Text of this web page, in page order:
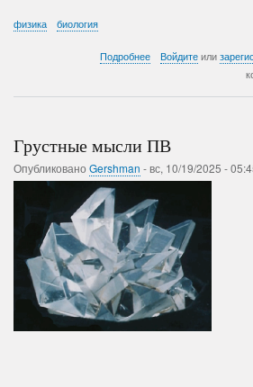
физика биология
Подробнее
физики?
Войдите или
Грустные мысли ПВ
Опубликовано Gershman -вс, 10/19/2025 -